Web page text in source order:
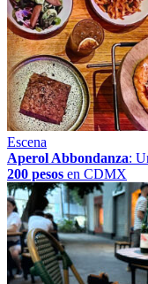
Escena
Aperol Abbondanza:
200 pesos en CDMX